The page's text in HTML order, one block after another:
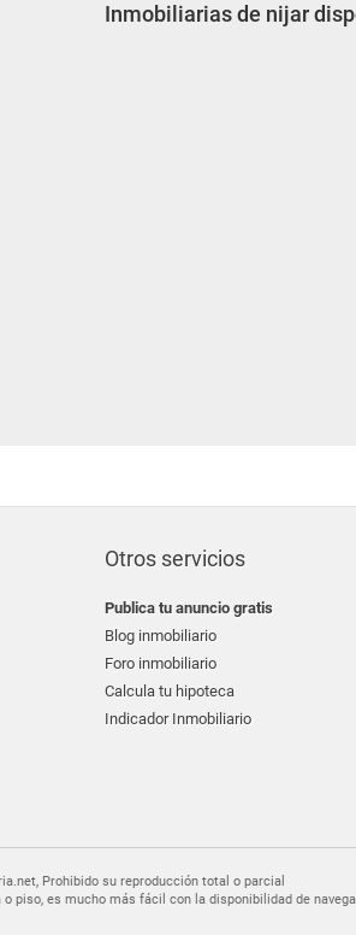
Inmobiliarias de nijar
Otros servicios
Publica tu anuncio gratis
Blog inmobiliario
Foro inmobiliario
Calcula tu hipoteca
Indicador Inmobiliario
Prohibido su reproducción total o parcial
piso, es mucho más fácil con la disponibilidad de